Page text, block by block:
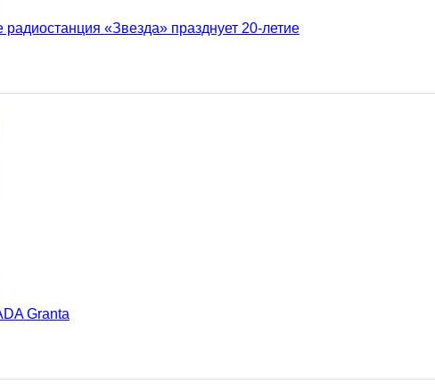
«Звезда» празднует 20-летие
Granta